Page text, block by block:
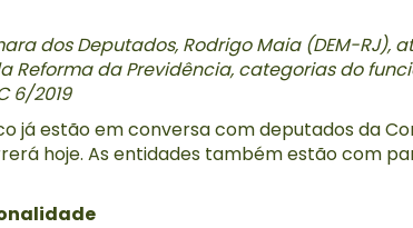
dos Deputados, Rodrigo Maia (DEM-
Reforma da Previdência, categorias do
6/2019
já estão em conversa com deputados da
hoje. As entidades também estão com